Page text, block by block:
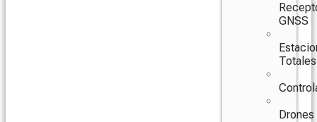
GNSS
Totales
Drones